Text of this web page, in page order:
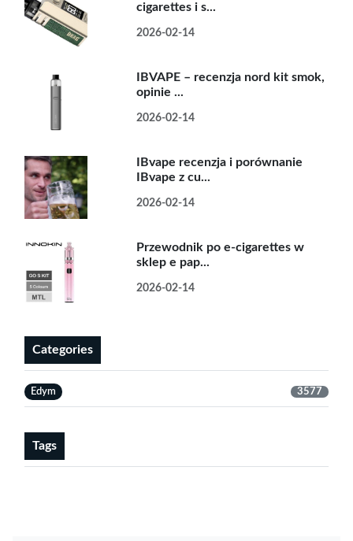
cigarettes i s...
2026-02-14
IBVAPE – recenzja nord kit smok,
opinie ...
2026-02-14
IBvape recenzja i porównanie
IBvape z cu...
2026-02-14
Przewodnik po e-cigarettes w
sklep e pap...
2026-02-14
Categories
Edym 3577
Tags